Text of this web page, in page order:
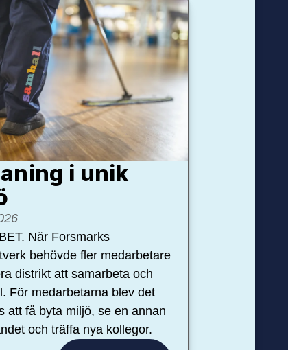
i unik
När Forsmarks
behövde fler medarbetare
distrikt att samarbeta och
För medarbetarna blev det
att få byta miljö, se en annan
och träffa nya kollegor.